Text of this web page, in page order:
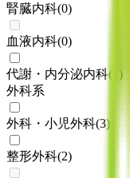
腎臓内科(0)
血液内科(0)
代謝・内分泌内科( )
外科系
外科・小児外科(3)
整形外科(2)